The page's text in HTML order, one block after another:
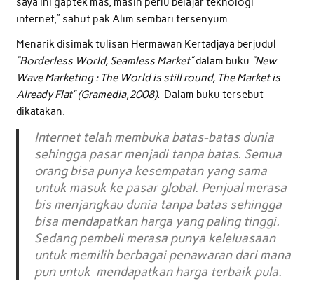
internet,” sahut pak Alim sembari tersenyum.
Menarik disimak tulisan Hermawan Kertadjaya berjudul
“Borderless World, Seamless Market”dalam buku “New
Wave Marketing : The World is still round, The Market is
Already Flat” (Gramedia,2008). Dalam buku tersebut
dikatakan:
Internet telah membuka batas-batas dunia
sehingga pasar menjadi tanpa batas. Semua
orang bisa punya kesempatan yang sama
untuk masuk ke pasar global. Penjual merasa
bis menjangkau dunia tanpa batas sehingga
bisa mendapatkan harga yang paling tinggi.
Sedang pembeli merasa punya keleluasaan
untuk memilih berbagai penawaran dari mana
pun untuk mendapatkan harga terbaik pula.